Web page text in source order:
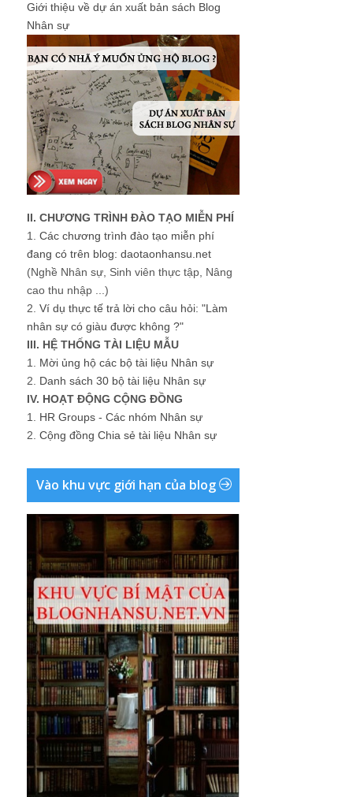
Giới thiệu về dự án xuất bản sách Blog
Nhân sự
II. CHƯƠNG TRÌNH ĐÀO TẠO MIỄN PHÍ
1. Các chương trình đào tạo miễn phí
đang có trên blog: daotaonhansu.net
(Nghề Nhân sự, Sinh viên thực tập, Nâng
cao thu nhập ...)
2. Ví dụ thực tế trả lời cho câu hỏi: "Làm
nhân sự có giàu được không ?"
III. HỆ THỐNG TÀI LIỆU MẪU
1. Mời ủng hộ các bộ tài liệu Nhân sự
2. Danh sách 30 bộ tài liệu Nhân sự
IV. HOẠT ĐỘNG CỘNG ĐỒNG
1. HR Groups - Các nhóm Nhân sự
2. Cộng đồng Chia sẻ tài liệu Nhân sự
Vào khu vực giới hạn của blog